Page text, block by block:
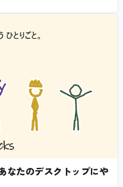
なたのデスクトップにや